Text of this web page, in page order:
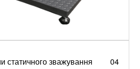
статичного зважування 04